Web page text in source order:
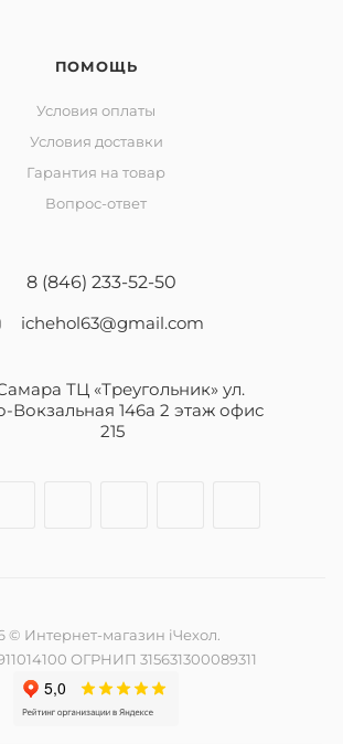
ПОМОЩЬ
Условия оплаты
Условия доставки
Гарантия на товар
Вопрос-ответ
8 (846) 233-52-50
ichehol63@gmail.com
ТЦ «Треугольник» ул.
Вокзальная 146а 2 этаж офис
215
© Интернет-магазин iЧехол.
ОГРНИП 315631300089311